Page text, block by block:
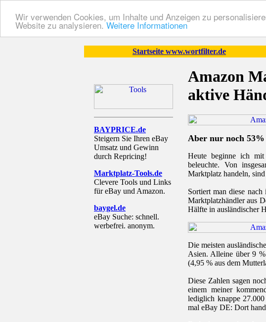
Wir verwenden Cookies, um Inhalte und Anzeigen zu
Website zu analysieren.Weitere Informationen
Startseite www.wortfilter.de
Amazon
aktive
Aber nur noch
Heute beginne ich
beleuchte. Von
Marktplatz handeln,
Sortiert man diese
Marktplatzhändler aus
Hälfte in ausländischer
Die meisten
Asien. Alleine über 9
(4,95 % aus dem
Diese Zahlen sagen
einem meiner
lediglich knappe
mal eBay DE: Dort
BAYPRICE.de
Steigern Sie Ihren eBay
Umsatz und Gewinn
durch Repricing!
Marktplatz-Tools.de
Clevere Tools und Links
für eBay und Amazon.
baygel.de
eBay Suche: schnell.
werbefrei. anonym.